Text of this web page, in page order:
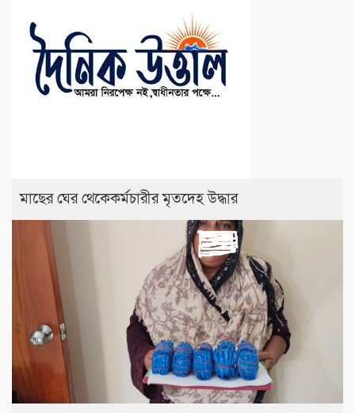
মাছের ঘের থেকেকর্মচারীর মৃতদেহ উদ্ধার